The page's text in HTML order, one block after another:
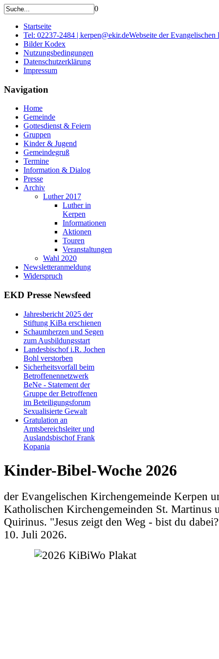
0
Startseite
Tel: 02237-2484 | kerpen@ekir.deWebseite der
Bilder Kodex
Nutzungsbedingungen
Datenschutzerklärung
Impressum
Navigation
Home
Gemeinde
Gottesdienst & Feiern
Gruppen
Kinder & Jugend
Gemeindegruß
Termine
Information & Dialog
Presse
Archiv
Luther 2017
Luther in
Kerpen
Informationen
Aktionen
Touren
Veranstaltungen
Wahl 2020
Newsletteranmeldung
Widerspruch
EKD Presse Newsfeed
Jahresbericht 2025 der
Stiftung KiBa erschienen
Schaumherzen und Segen
zum Ausbildungsstart
Landesbischof i.R. Jochen
Bohl verstorben
Sicherheitsvorfall beim
Betroffenennetzwerk
BeNe - Statement der
Gruppe der Betroffenen
im Beteiligungsforum
Sexualisierte Gewalt
Gratulation an
Amtsbereichsleiter und
Auslandsbischof Frank
Kopania
Kinder-Bibel-Woche 2026
der Evangelischen Kirchengemeinde Kerpen
Katholischen Kirchengemeinden St. Martinus
Quirinus. "Jesus zeigt den Weg - bist du
10. Juli 2026.